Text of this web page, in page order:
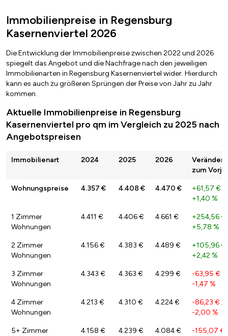
Immobilienpreise in Regensburg
Kasernenviertel 2026
Die Entwicklung der Immobilienpreise zwischen 2022 und 2026
spiegelt das Angebot und die Nachfrage nach den jeweiligen
Immobilienarten in Regensburg Kasernenviertel wider. Hierdurch
kann es auch zu größeren Sprüngen der Preise von Jahr zu Jahr
kommen.
Aktuelle Immobilienpreise in Regensburg
Kasernenviertel pro qm im Vergleich zu 2025 nach
Angebotspreisen
Immobilienart 2024 2025 2026
zum
Wohnungspreise 4.357 € 4.408 € 4.470 € +61,57 €
+1,40 %
1 Zimmer
Wohnungen
4.411 € 4.406 € 4.661 € +254,56 €
+5,78 %
2 Zimmer
Wohnungen
4.156 € 4.383 € 4.489 € +105,96 €
+2,42 %
3 Zimmer
Wohnungen
4.343 € 4.363 € 4.299 € -63,95 €
-1,47 %
4 Zimmer
Wohnungen
4.213 € 4.310 € 4.224 € -86,23 € /
-2,00 %
5+ Zimmer
4.158 € 4.239 € 4.084 € -155,07 €